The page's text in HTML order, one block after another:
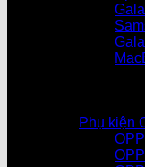
Phụ kiện